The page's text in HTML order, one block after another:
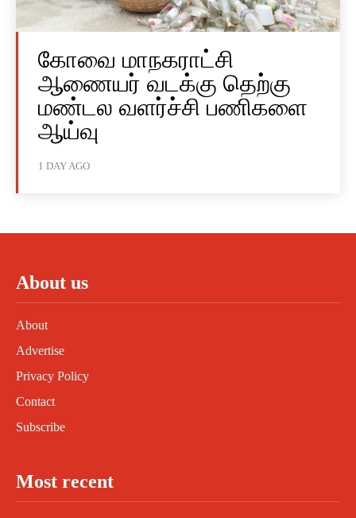
கோவை மாநகராட்சி
ஆணையர் வடக்கு தெற்கு
மண்டல வளர்ச்சி பணிகளை
ஆய்வு
1 DAY AGO
About us
About
Advertise
Privacy Policy
Contact
Subscribe
Most recent